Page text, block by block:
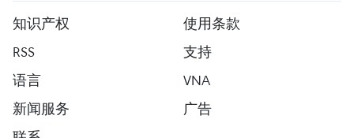
知识产权
使用条款
RSS
支持
语言
VNA
新闻服务
广告